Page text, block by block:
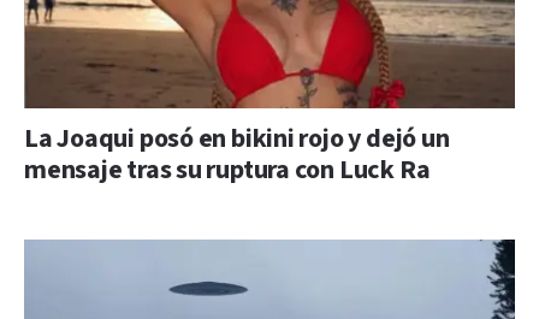
La Joaqui posó en bikini rojo y dejó un
mensaje tras su ruptura con Luck Ra